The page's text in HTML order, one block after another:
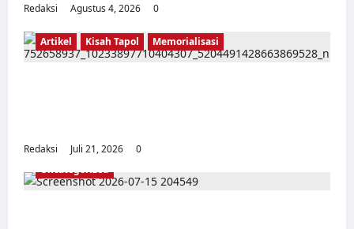
Redaksi Agustus 4, 2026 0
Artikel Kisah Tapol Memorialisasi
Redaksi Juli 21, 2026
0
Uncategorized